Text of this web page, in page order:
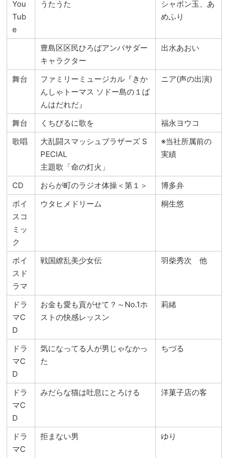
You
Tub
e
うたうた
シャボン玉、あ
めふり
豊島区区民ひろばアンバサダー
キャラクター
出水あおい
舞台
ファミリーミュージカル『きか
んしゃトーマス ソドー島の１ば
んはだれだ』
ニア(声の出演)
舞台 くちびるに歌を
福永ヨウコ
歌唱
大乱闘スマッシュブラザーズ S
PECIAL
主題歌「命の灯火」
※当社所属前の
実績
CD おらが町のラジオ体操＜第１＞
博多弁
ボイ
スコ
ミッ
ク
ウタヒメドリーム 桐生悠
ボイ
スド
ラマ
戦国繚乱美少女伝 羽柴秀次 他
ドラ
マC
D
お金も愛も貢がせて？～No.1ホ
ストの快感レッスン
莉緒
ドラ
マC
D
気になってる人が男じゃなかっ
た
ちづる
ドラ
マC
D
みだらな猫は吐息にとろける 洋菓子店の客
ドラ
マC
拒まない男 ゆり